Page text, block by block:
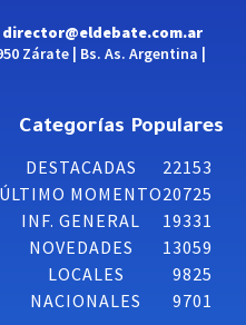
director@eldebate.com.ar
Zárate | Bs. As. Argentina |
Categorías Populares
DESTACADAS
22153
ÚLTIMO MOMENTO20725
INF. GENERAL
19331
NOVEDADES
13059
LOCALES
9825
NACIONALES
9701